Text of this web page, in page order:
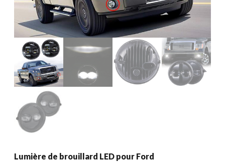
Lumière de brouillard LED pour Ford